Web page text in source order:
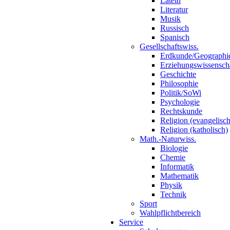
Literatur
Musik
Russisch
Spanisch
Gesellschaftswiss.
Erdkunde/
Geschichte
Philosophie
Politik/SoWi
Psychologie
Rechtskunde
Religion
Religion (katholisch)
Math.-Naturwiss.
Biologie
Chemie
Informatik
Mathematik
Physik
Technik
Sport
Wahlpflichtbereich
Service